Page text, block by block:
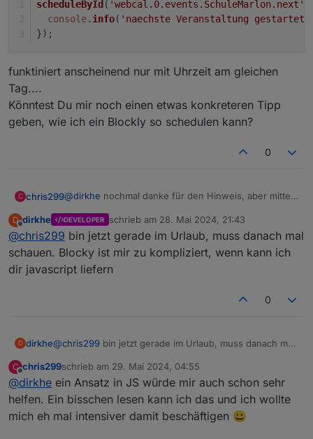
scheduleById ( 'webcal.0.events.SchuleMarlon.next'
console. info( 'naechste Veranstaltung gestartet
});
funktiniert anscheinend nur mit Uhrzeit am gleichen
Tag....
Könntest Du mir noch einen etwas konkreteren Tipp
geben, wie ich ein Blockly so schedulen kann?
0
C chris299@dirkhe nochmal danke für den Hinweis, aber mittels
ich noch nicht.... :-) )
sowas wie
console.info('naechste Veranstaltung
funktiniert anscheinend nur mit Uhrzeit am gleichen
Tag....
Könntest Du mir noch einen etwas konkreteren Tipp
D
Offline
dirkhe DEVELOPER schrieb am 28. Mai 2024, 21:43
zuletzt editiert von
@chris299 bin jetzt gerade im Urlaub, muss danach mal
schauen. Blocky ist mir zu kompliziert, wenn kann ich
dir javascript liefern
0
D dirkhe@chris299 bin jetzt gerade im Urlaub, muss danach mal
dir javascript liefern
C
Offline
chris299schrieb am 29. Mai 2024, 04:55
zuletzt editiert von
@dirkhe ein Ansatz in JS würde mir auch schon sehr
helfen. Ein bisschen lesen kann ich das und ich wollte
mich eh mal intensiver damit beschäftigen 😀